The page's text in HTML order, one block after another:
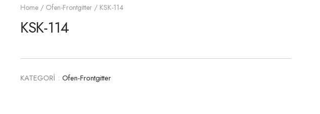
Home / Ofen-Frontgitter / KSK-114
KSK-114
KATEGORİ : Ofen-Frontgitter